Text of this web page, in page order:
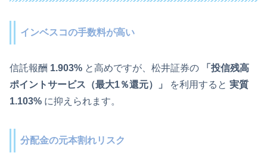
インベスコの手数料が高い
信託報酬 1.903% と高めですが、松井証券の
「投信残高
ポイントサービス（最大1％還元）」
を利用すると 実質
1.103% に抑えられます。
分配金の元本割れリスク